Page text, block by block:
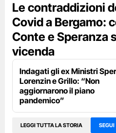
Le contraddizioni
Covid a Bergamo:
Conte e Speranza
vicenda
Indagati gli ex Ministri
Lorenzin e Grillo: “Non
aggiornarono il piano
pandemico”
LEGGI TUTTA LA STORIA SEGUI